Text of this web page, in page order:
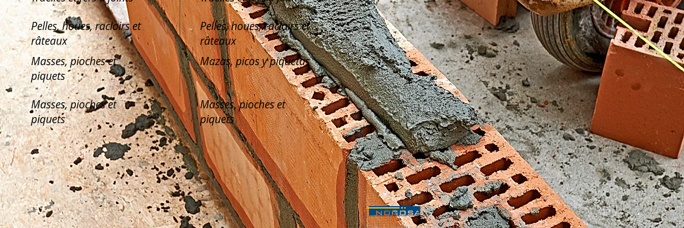
Pelles, houes, racloirs et
râteaux
Pelles, houes, racloirs et
râteaux
Masses, pioches et
piquets
Mazas, picos y piquetas
Masses, pioches et
piquets
Masses, pioches et
piquets
Avis légal